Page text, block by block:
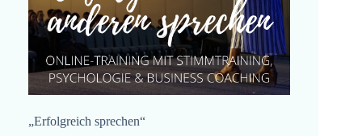
„Erfolgreich sprechen“